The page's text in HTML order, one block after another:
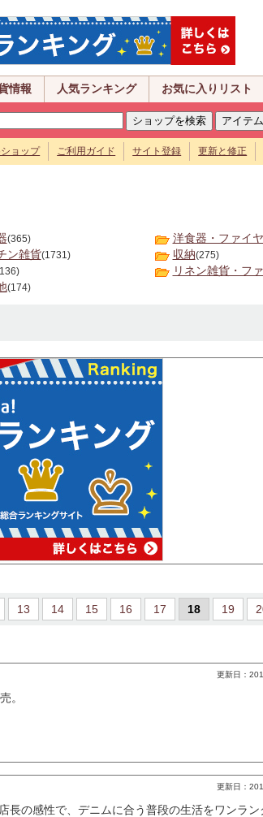
情報 人気ランキング お気に入りリスト
ョップ ご利用ガイド サイト登録 更新と修正
(365) 洋食器・ファイ
ン雑貨(1731) 収納(275)
リネン雑貨・フ
(174)
13 14 15 16 17 18 19
更新日：
。
更新日：
の感性で、デニムに合う普段の生活をワンラ